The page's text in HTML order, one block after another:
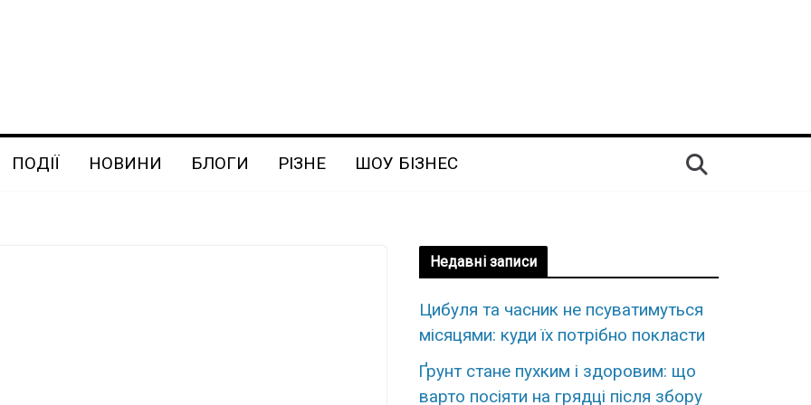
ПОДІЇ НОВИНИ БЛОГИ РІЗНЕ ШОУ БІЗНЕС
Недавні записи
Цибуля та часник не псуватимуться
місяцями: куди їх потрібно покласти
Ґрунт стане пухким і здоровим: що
варто посіяти на грядці після збору